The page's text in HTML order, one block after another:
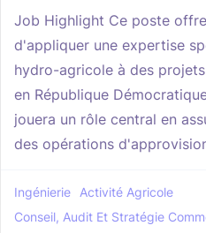
Job Highlight Ce poste
d'appliquer une expertise
hydro-agricole à des
en République
jouera un rôle central en
des opérations
Ingénierie
Activité Agricole
Conseil, Audit Et Stratégie